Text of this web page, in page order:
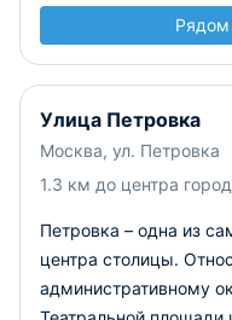
Рядом
Улица Петровка
Москва, ул. Петровка
1.3 км до центра
Петровка – одна из
центра столицы.
административному